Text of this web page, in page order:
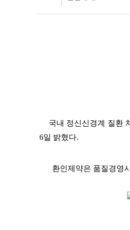
국내 정신신경계 질환
6일 밝혔다.
환인제약은 품질경영